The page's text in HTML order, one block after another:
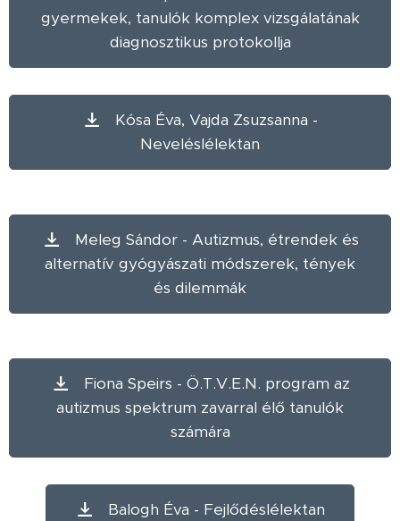
gyermekek, tanulók komplex vizsgálatának
diagnosztikus protokollja
Kósa Éva, Vajda Zsuzsanna -
Neveléslélektan
Meleg Sándor - Autizmus, étrendek és
alternatív gyógyászati módszerek, tények
és dilemmák
Fiona Speirs - Ö.T.V.E.N. program az
autizmus spektrum zavarral élő tanulók
számára
Balogh Éva - Fejlődéslélektan